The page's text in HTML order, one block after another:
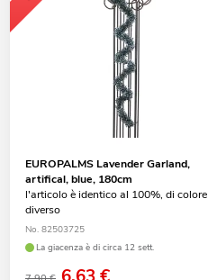
EUROPALMS Lavender Garland,
artifical, blue, 180cm
l'articolo è identico al 100%, di colore
diverso
No. 82503725
La giacenza è di circa 12 sett.